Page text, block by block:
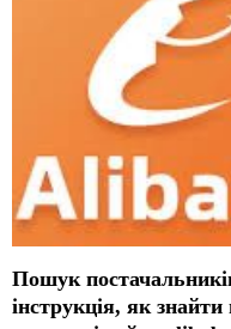
Пошук
інструкція, як